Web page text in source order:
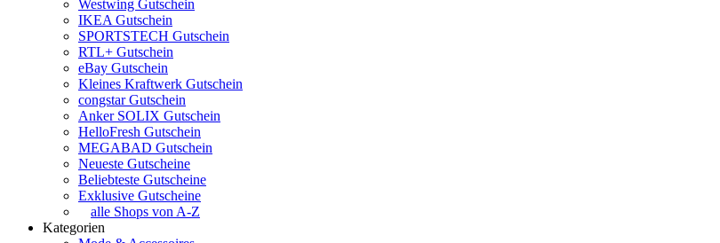
Westwing Gutschein
IKEA Gutschein
SPORTSTECH Gutschein
RTL+ Gutschein
eBay Gutschein
Kleines Kraftwerk Gutschein
congstar Gutschein
Anker SOLIX Gutschein
HelloFresh Gutschein
MEGABAD Gutschein
Neueste Gutscheine
Beliebteste Gutscheine
Exklusive Gutscheine
alle Shops von A-Z
Kategorien